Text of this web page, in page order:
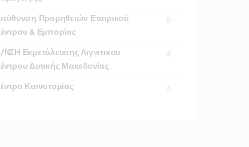
Προμηθειών Εταιρικού
& Εμπορίας
5
ΝΣΗ Εκμετάλευσης Λιγνιτικου
Δυτικής Μακεδονίας
4
Καινοτομίας 3